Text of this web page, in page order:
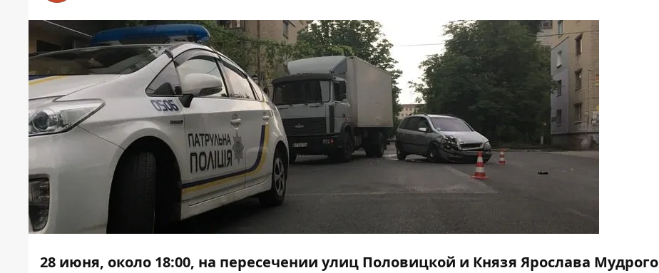
28 июня, около 18:00, на пересечении улиц Половицкой и Князя Ярослава Мудрого